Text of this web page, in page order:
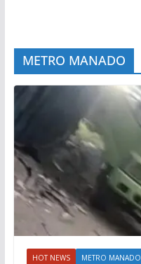
METRO MANADO
HOT NEWS METRO MANADO